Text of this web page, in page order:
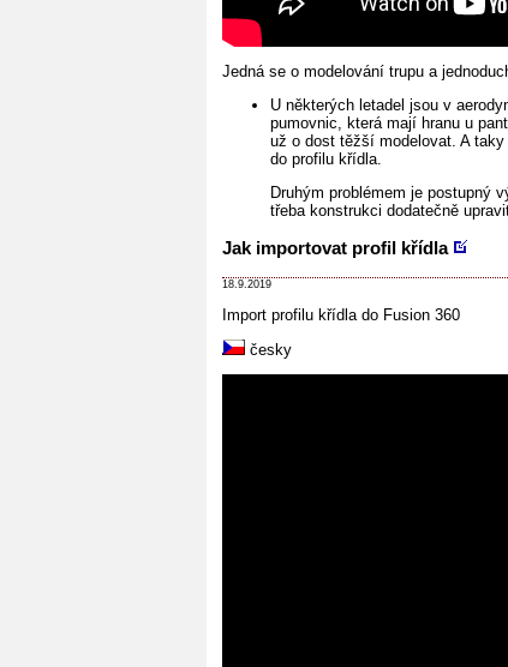
Jedná se o modelování trupu a
U některých letadel jsou v
pumovnic, která mají hranu u
už o dost těžší modelovat. A
do profilu křídla.
Druhým problémem je postupný
třeba konstrukci dodatečně
Jak importovat profil křídla
18.9.2019
Import profilu křídla do Fusion 360
česky